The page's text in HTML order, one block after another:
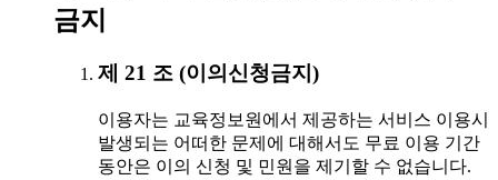
금지
제 21 조 (이의신청금지)
이용자는 교육정보원에서 제공하는 서비스 이용시
발생되는 어떠한 문제에 대해서도 무료 이용 기간
동안은 이의 신청 및 민원을 제기할 수 없습니다.